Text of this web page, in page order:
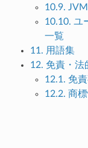
10.9.
10.10. ユ
一覧
11. 用語集
12. 免責・法
12.1. 免
12.2. 商